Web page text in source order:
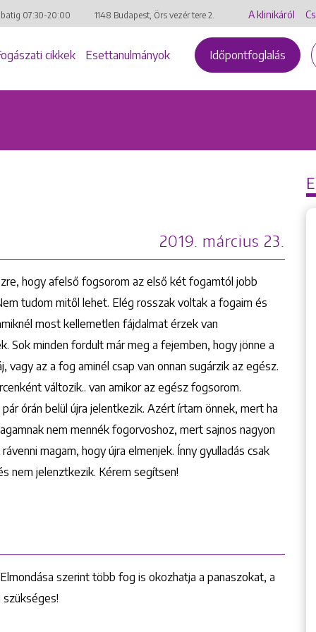
07:30-20:00 1148 Budapest, Örs vezér tere 2. A klinikáról
cikkek Esettanulmányok Időpontfoglalás
2019. március 23.
hogy afelső fogsorom az első két fogamtól jobb
tudom mitől lehet. Elég rosszak voltak a fogaim és
most kellemetlen fájdalmat érzek van
minden fordult már meg a fejemben, hogy jönne a
az a fog aminél csap van onnan sugárzik az egész.
változik.. van amikor az egész fogsorom.
órán belül újra jelentkezik. Azért írtam önnek, mert ha
nem mennék fogorvoshoz, mert sajnos nagyon
magam, hogy újra elmenjek. Ínny gyulladás csak
nem jelenztkezik. Kérem segítsen!
szerint több fog is okozhatja a panaszokat, a